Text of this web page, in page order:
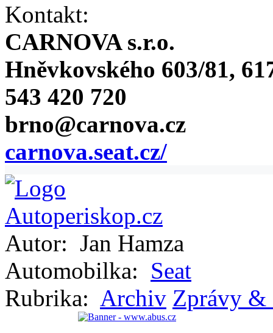
Kontakt:
CARNOVA s.r.o.
Hněvkovského 603/81,
543 420 720
brno@carnova.cz
carnova.seat.cz/
Autor: Jan Hamza
Automobilka: Seat
Rubrika: Archiv Zprávy &